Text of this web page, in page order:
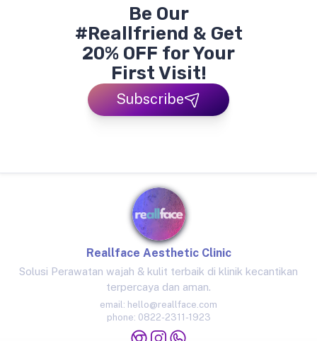
Be Our
#Reallfriend & Get
20% OFF for Your
First Visit!
Subscribe
Reallface Aesthetic Clinic
Solusi Perawatan wajah & kulit terbaik di klinik kecantikan
terpercaya dan aman.
email: hello@reallface.com
phone: 0822-2311-1923